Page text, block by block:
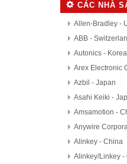
CÁC NHÀ
Allen-Bradley -
ABB -
Autonics - Korea
Arex Electronic
Azbil - Japan
Asahi Keiki -
Amsamotion -
Anywire
Alinkey - China
Alinkey/Linkey -